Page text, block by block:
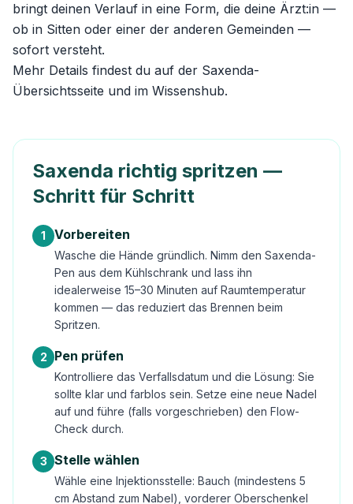
bringt deinen Verlauf in eine Form, die deine Ärzt:in —
ob in Sitten oder einer der anderen Gemeinden —
sofort versteht.
Mehr Details findest du auf der Saxenda-
Übersichtsseite und im Wissenshub.
Saxenda richtig spritzen —
Schritt für Schritt
1 Vorbereiten
Wasche die Hände gründlich. Nimm den Saxenda-
Pen aus dem Kühlschrank und lass ihn
idealerweise 15–30 Minuten auf Raumtemperatur
kommen — das reduziert das Brennen beim
Spritzen.
2 Pen prüfen
Kontrolliere das Verfallsdatum und die Lösung: Sie
sollte klar und farblos sein. Setze eine neue Nadel
auf und führe (falls vorgeschrieben) den Flow-
Check durch.
3 Stelle wählen
Wähle eine Injektionsstelle: Bauch (mindestens 5
cm Abstand zum Nabel), vorderer Oberschenkel